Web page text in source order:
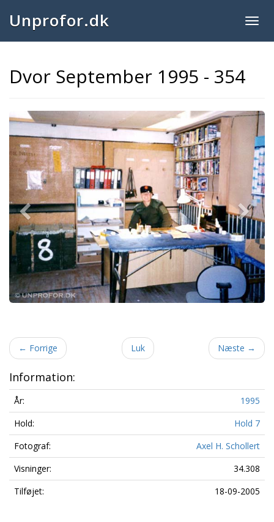
Unprofor.dk
Dvor September 1995 - 354
Previous Next
← Forrige Luk Næste →
Information:
År:
1995
Hold:
Hold 7
Fotograf:
Axel H. Schollert
Visninger:
34.308
Tilføjet:
18-09-2005